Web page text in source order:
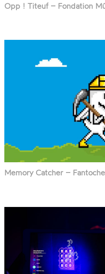
Opp ! Titeuf – Fondation
Memory Catcher –